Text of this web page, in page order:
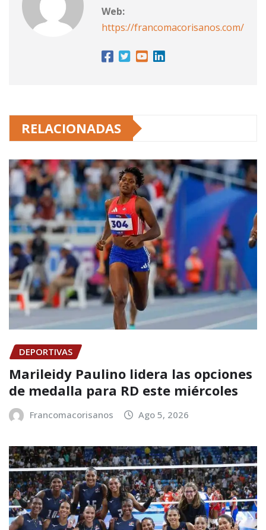
Web:
https://francomacorisanos.com/
RELACIONADAS
DEPORTIVAS
Marileidy Paulino lidera las opciones
de medalla para RD este miércoles
Francomacorisanos Ago 5, 2026